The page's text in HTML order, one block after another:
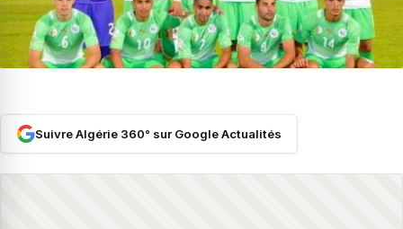
Suivre Algérie 360° sur Google Actualités